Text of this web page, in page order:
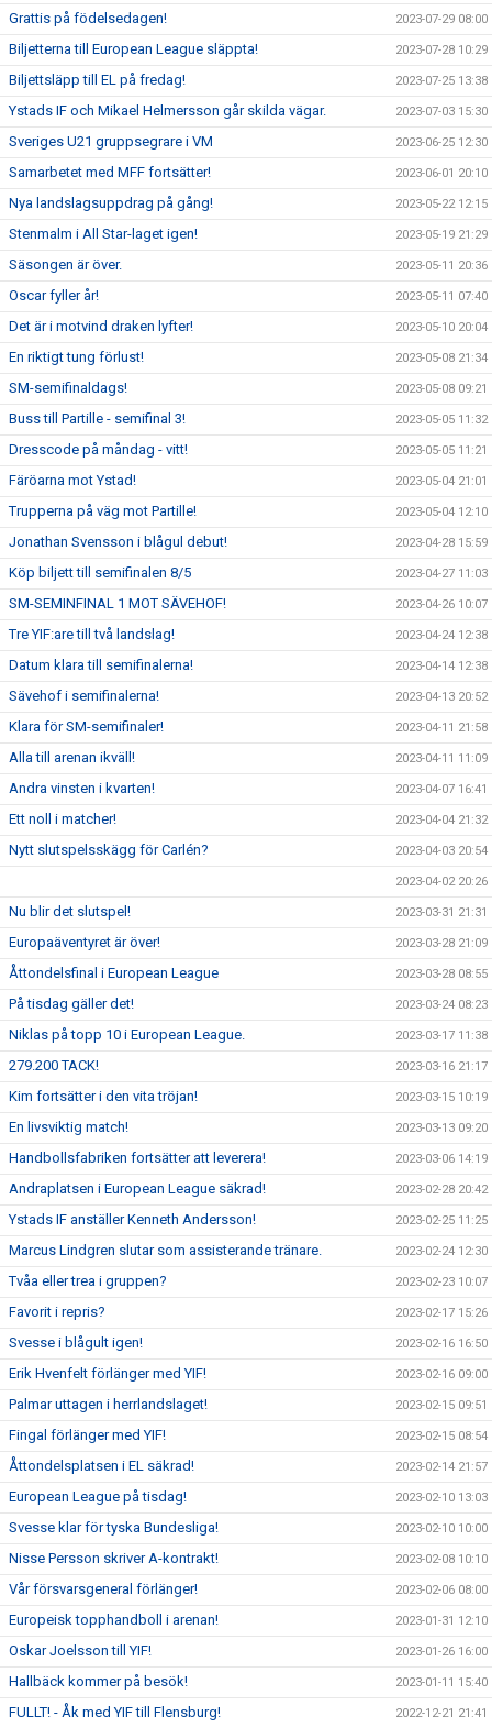
Grattis på födelsedagen! 2023-07-29 08:00
Biljetterna till European League släppta! 2023-07-28 10:29
Biljettsläpp till EL på fredag! 2023-07-25 13:38
Ystads IF och Mikael Helmersson går skilda vägar. 2023-07-03 15:30
Sveriges U21 gruppsegrare i VM 2023-06-25 12:30
Samarbetet med MFF fortsätter! 2023-06-01 20:10
Nya landslagsuppdrag på gång! 2023-05-22 12:15
Stenmalm i All Star-laget igen! 2023-05-19 21:29
Säsongen är över. 2023-05-11 20:36
Oscar fyller år! 2023-05-11 07:40
Det är i motvind draken lyfter! 2023-05-10 20:04
En riktigt tung förlust! 2023-05-08 21:34
SM-semifinaldags! 2023-05-08 09:21
Buss till Partille - semifinal 3! 2023-05-05 11:32
Dresscode på måndag - vitt! 2023-05-05 11:21
Färöarna mot Ystad! 2023-05-04 21:01
Trupperna på väg mot Partille! 2023-05-04 12:10
Jonathan Svensson i blågul debut! 2023-04-28 15:59
Köp biljett till semifinalen 8/5 2023-04-27 11:03
SM-SEMINFINAL 1 MOT SÄVEHOF! 2023-04-26 10:07
Tre YIF:are till två landslag! 2023-04-24 12:38
Datum klara till semifinalerna! 2023-04-14 12:38
Sävehof i semifinalerna! 2023-04-13 20:52
Klara för SM-semifinaler! 2023-04-11 21:58
Alla till arenan ikväll! 2023-04-11 11:09
Andra vinsten i kvarten! 2023-04-07 16:41
Ett noll i matcher! 2023-04-04 21:32
Nytt slutspelsskägg för Carlén? 2023-04-03 20:54
2023-04-02 20:26
Nu blir det slutspel! 2023-03-31 21:31
Europaäventyret är över! 2023-03-28 21:09
Åttondelsfinal i European League 2023-03-28 08:55
På tisdag gäller det! 2023-03-24 08:23
Niklas på topp 10 i European League. 2023-03-17 11:38
279.200 TACK! 2023-03-16 21:17
Kim fortsätter i den vita tröjan! 2023-03-15 10:19
En livsviktig match! 2023-03-13 09:20
Handbollsfabriken fortsätter att leverera! 2023-03-06 14:19
Andraplatsen i European League säkrad! 2023-02-28 20:42
Ystads IF anställer Kenneth Andersson! 2023-02-25 11:25
Marcus Lindgren slutar som assisterande tränare. 2023-02-24 12:30
Tvåa eller trea i gruppen? 2023-02-23 10:07
Favorit i repris? 2023-02-17 15:26
Svesse i blågult igen! 2023-02-16 16:50
Erik Hvenfelt förlänger med YIF! 2023-02-16 09:00
Palmar uttagen i herrlandslaget! 2023-02-15 09:51
Fingal förlänger med YIF! 2023-02-15 08:54
Åttondelsplatsen i EL säkrad! 2023-02-14 21:57
European League på tisdag! 2023-02-10 13:03
Svesse klar för tyska Bundesliga! 2023-02-10 10:00
Nisse Persson skriver A-kontrakt! 2023-02-08 10:10
Vår försvarsgeneral förlänger! 2023-02-06 08:00
Europeisk topphandboll i arenan! 2023-01-31 12:10
Oskar Joelsson till YIF! 2023-01-26 16:00
Hallbäck kommer på besök! 2023-01-11 15:40
FULLT! - Åk med YIF till Flensburg! 2022-12-21 21:41